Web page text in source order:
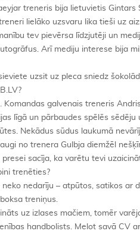
treneris bija lietuvietis
lielāko uzsvaru lika tieši uz
tev pievērsa līdzjutēji un
Arī mediju interese bija
uzsit uz pleca sniedz
Komandas galvenais treneris
līgā un pārbaudes spēlēs
Nekādus sūdus laukumā
no trenera Gulbja diemžēl
sacīja, ka varētu tevi
trenēties?
nedarīju – atpūtos, satikos ar
treniņus.
uz izlases mačiem, tomēr
handbolists. Melot savā CV